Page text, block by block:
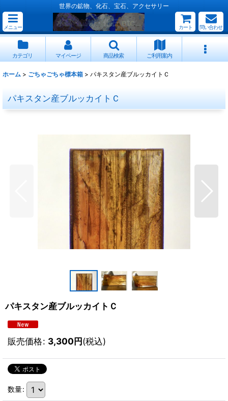
世界の鉱物、化石、宝石、アクセサリー
メニュー カート 問い合わせ
カテゴリ マイページ 商品検索 ご利用案内
ホーム > ごちゃごちゃ標本箱 > パキスタン産ブルッカイトＣ
パキスタン産ブルッカイトＣ
パキスタン産ブルッカイトＣ
販売価格: 3,300円(税込)
数量: